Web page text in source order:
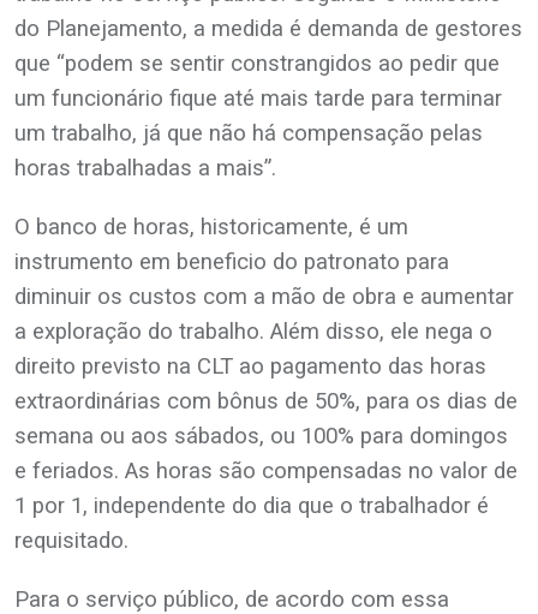
do Planejamento, a medida é demanda de gestores
que “podem se sentir constrangidos ao pedir que
um funcionário fique até mais tarde para terminar
um trabalho, já que não há compensação pelas
horas trabalhadas a mais”.
O banco de horas, historicamente, é um
instrumento em beneficio do patronato para
diminuir os custos com a mão de obra e aumentar
a exploração do trabalho. Além disso, ele nega o
direito previsto na CLT ao pagamento das horas
extraordinárias com bônus de 50%, para os dias de
semana ou aos sábados, ou 100% para domingos
e feriados. As horas são compensadas no valor de
1 por 1, independente do dia que o trabalhador é
requisitado.
Para o serviço público, de acordo com essa